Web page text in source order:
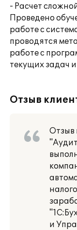
- Расчет
Проведено
работе с
проводятся
работе с
текущих задач
Отзыв
и